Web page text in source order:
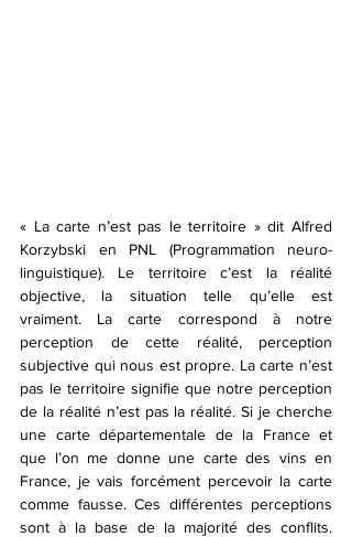
« La carte n’est pas le territoire » dit Alfred
Korzybski en PNL (Programmation neuro-
linguistique). Le territoire c’est la réalité
objective, la situation telle qu’elle est
vraiment. La carte correspond à notre
perception de cette réalité, perception
subjective qui nous est propre. La carte n’est
pas le territoire signifie que notre perception
de la réalité n’est pas la réalité. Si je cherche
une carte départementale de la France et
que l’on me donne une carte des vins en
France, je vais forcément percevoir la carte
comme fausse. Ces différentes perceptions
sont à la base de la majorité des conflits.